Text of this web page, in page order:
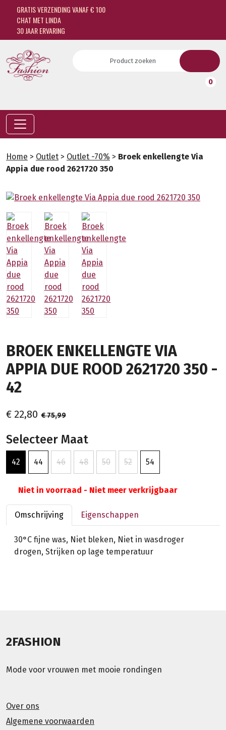
GRATIS VERZENDING VANAF € 100
CHAT MET LINDA
30 JAAR ERVARING
0
Home > Outlet > Outlet -70% > Broek enkellengte Via
Appia due rood 2621720 350
BROEK ENKELLENGTE VIA
APPIA DUE ROOD 2621720 350 -
42
€ 22,80 € 75,99
Selecteer Maat
42 44 46 48 50 52 54
Niet in voorraad - Niet meer verkrijgbaar
Omschrijving Eigenschappen
30°C fijne was, Niet bleken, Niet in wasdroger
drogen, Strijken op lage temperatuur
2FASHION
Mode voor vrouwen met mooie rondingen
Over ons
Algemene voorwaarden